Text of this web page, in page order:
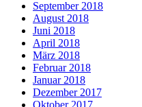
September 2018
August 2018
Juni 2018
April 2018
März 2018
Februar 2018
Januar 2018
Dezember 2017